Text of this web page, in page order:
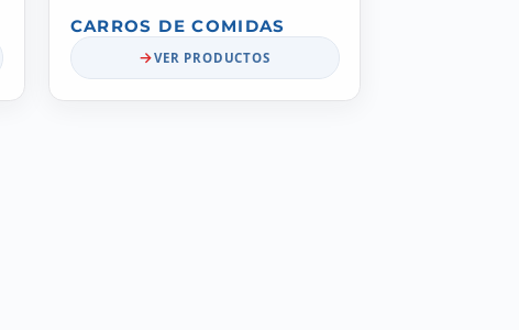
CARROS DE COMIDAS
VER PRODUCTOS